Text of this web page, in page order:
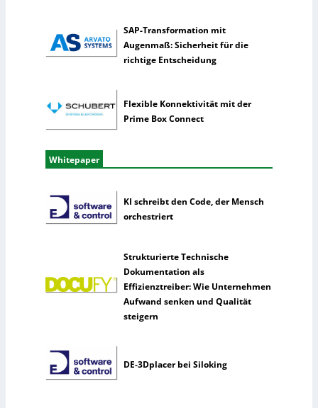
e
n
SAP-Transformation mit
Augenmaß: Sicherheit für die
richtige Entscheidung
Flexible Konnektivität mit der
Prime Box Connect
Whitepaper
KI schreibt den Code, der Mensch
orchestriert
Strukturierte Technische
Dokumentation als
Effizienztreiber: Wie Unternehmen
Aufwand senken und Qualität
steigern
DE-3Dplacer bei Siloking